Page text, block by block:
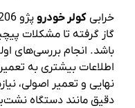
خرابی کولر خودرو
گاز گرفته تا مشکلات
باشد. انجام بررسی‌های
اطلاعات بیشتری به
نهایی و تعمیر اصولی،
دقیق مانند دستگاه